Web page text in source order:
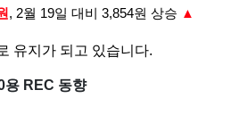
, 2월 19일 대비 3,854원 상승 ▲
유지가 되고 있습니다.
용 REC 동향